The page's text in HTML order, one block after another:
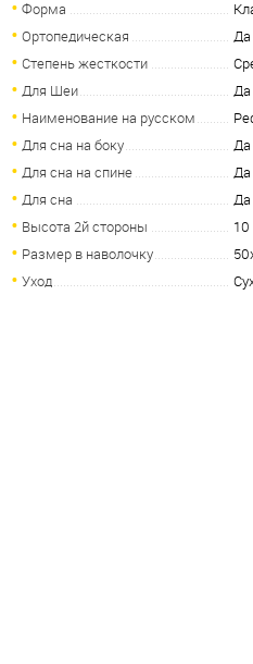
Форма
Ортопедическая
Да
Степень жесткости
Для Шеи
Да
Наименование на русском
Для сна на боку
Да
Для сна на спине
Да
Для сна
Да
Высота 2й стороны
10
Размер в наволочку
Уход